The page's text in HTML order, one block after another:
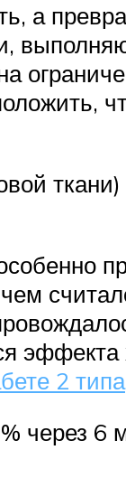
а
ткани)
эффекта
2 типа
через 6